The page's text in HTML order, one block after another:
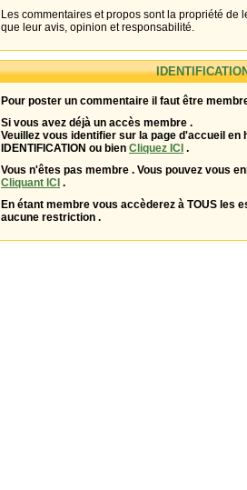
Les commentaires et propos sont la propriété de
que leur avis, opinion et responsabilité.
Pour poster un commentaire il faut être
Si vous avez déjà un accès membre .
Veuillez vous identifier sur la page d'accueil en
IDENTIFICATION ou bien Cliquez ICI .
Vous n'êtes pas membre . Vous pouvez vous
Cliquant ICI .
En étant membre vous accèderez à TOUS les
aucune restriction .